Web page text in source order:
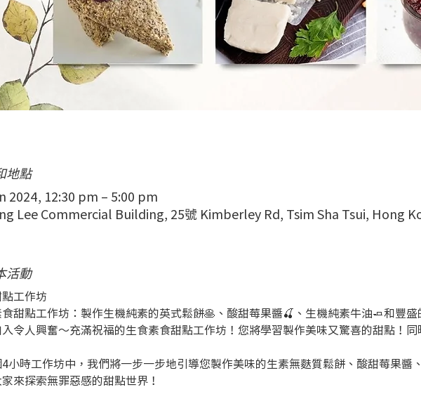
地點
2024, 12:30 pm – 5:00 pm
Lee Commercial Building, 25號 Kimberley Rd, Tsim Sha Tsui, Hong
活動
工作坊
甜點工作坊：製作生機純素的英式鬆餅🥞、酸甜莓果醬🍒、生機純素牛油🧈和豐
令人興奮～充滿祝福的生食素食甜點工作坊！您將學習製作美味又驚喜的甜點！
小時工作坊中，我們將一步一步地引導您製作美味的生素無麩質鬆餅、酸甜莓果醬
來探索無罪惡感的甜點世界！